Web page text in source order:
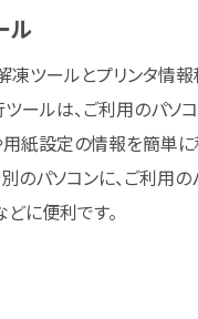
ル
凍ツールとプリンタ情
ールは、ご利用のパソ
紙設定の情報を簡単に
のパソコンに、ご利用
に便利です。